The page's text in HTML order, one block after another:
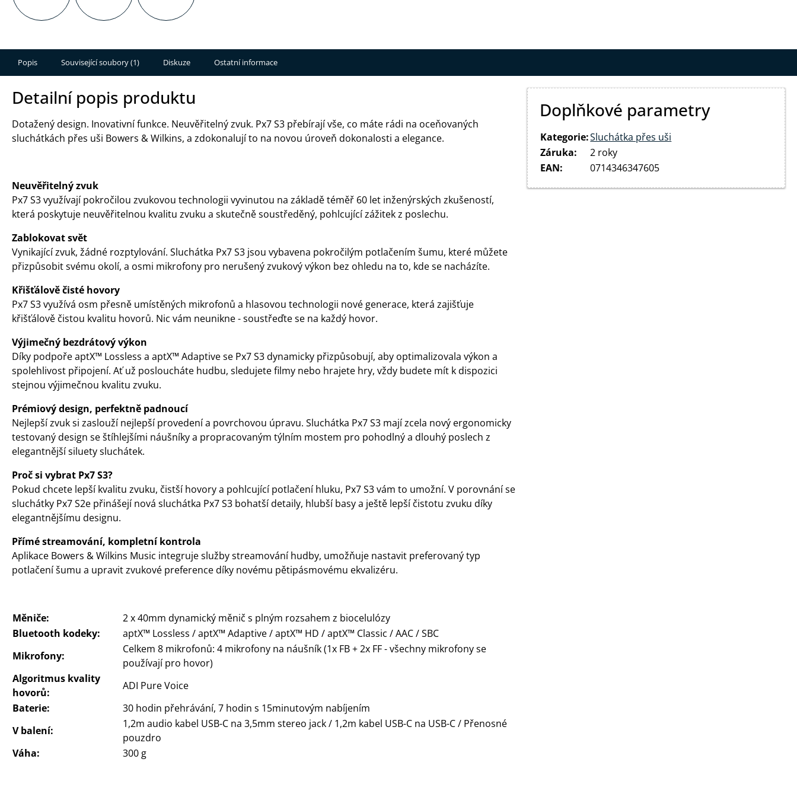
Popis Související soubory (1) Diskuze Ostatní informace
Detailní popis produktu
Dotažený design. Inovativní funkce. Neuvěřitelný zvuk. Px7 S3 přebírají vše, co máte rádi na oceňovaných
sluchátkách přes uši Bowers & Wilkins, a zdokonalují to na novou úroveň dokonalosti a elegance.
Neuvěřitelný zvuk
Px7 S3 využívají pokročilou zvukovou technologii vyvinutou na základě téměř 60 let inženýrských zkušeností,
která poskytuje neuvěřitelnou kvalitu zvuku a skutečně soustředěný, pohlcující zážitek z poslechu.
Zablokovat svět
Vynikající zvuk, žádné rozptylování. Sluchátka Px7 S3 jsou vybavena pokročilým potlačením šumu, které můžete
přizpůsobit svému okolí, a osmi mikrofony pro nerušený zvukový výkon bez ohledu na to, kde se nacházíte.
Křišťálově čisté hovory
Px7 S3 využívá osm přesně umístěných mikrofonů a hlasovou technologii nové generace, která zajišťuje
křišťálově čistou kvalitu hovorů. Nic vám neunikne - soustřeďte se na každý hovor.
Výjimečný bezdrátový výkon
Díky podpoře aptX™ Lossless a aptX™ Adaptive se Px7 S3 dynamicky přizpůsobují, aby optimalizovala výkon a
spolehlivost připojení. Ať už posloucháte hudbu, sledujete filmy nebo hrajete hry, vždy budete mít k dispozici
stejnou výjimečnou kvalitu zvuku.
Prémiový design, perfektně padnoucí
Nejlepší zvuk si zaslouží nejlepší provedení a povrchovou úpravu. Sluchátka Px7 S3 mají zcela nový ergonomicky
testovaný design se štíhlejšími náušníky a propracovaným týlním mostem pro pohodlný a dlouhý poslech z
elegantnější siluety sluchátek.
Proč si vybrat Px7 S3?
Pokud chcete lepší kvalitu zvuku, čistší hovory a pohlcující potlačení hluku, Px7 S3 vám to umožní. V porovnání se
sluchátky Px7 S2e přinášejí nová sluchátka Px7 S3 bohatší detaily, hlubší basy a ještě lepší čistotu zvuku díky
elegantnějšímu designu.
Přímé streamování, kompletní kontrola
Aplikace Bowers & Wilkins Music integruje služby streamování hudby, umožňuje nastavit preferovaný typ
potlačení šumu a upravit zvukové preference díky novému pětipásmovému ekvalizéru.
Měniče:
2 x 40mm dynamický měnič s plným rozsahem z biocelulózy
Bluetooth kodeky:
aptX™ Lossless / aptX™ Adaptive / aptX™ HD / aptX™ Classic / AAC / SBC
Mikrofony:
Celkem 8 mikrofonů: 4 mikrofony na náušník (1x FB + 2x FF - všechny mikrofony se
používají pro hovor)
Algoritmus kvality
hovorů:
ADI Pure Voice
Baterie:
30 hodin přehrávání, 7 hodin s 15minutovým nabíjením
V balení:
1,2m audio kabel USB-C na 3,5mm stereo jack / 1,2m kabel USB-C na USB-C / Přenosné
pouzdro
Váha:
300 g
Doplňkové parametry
Kategorie:Sluchátka přes uši
Záruka:
2 roky
EAN: 0714346347605